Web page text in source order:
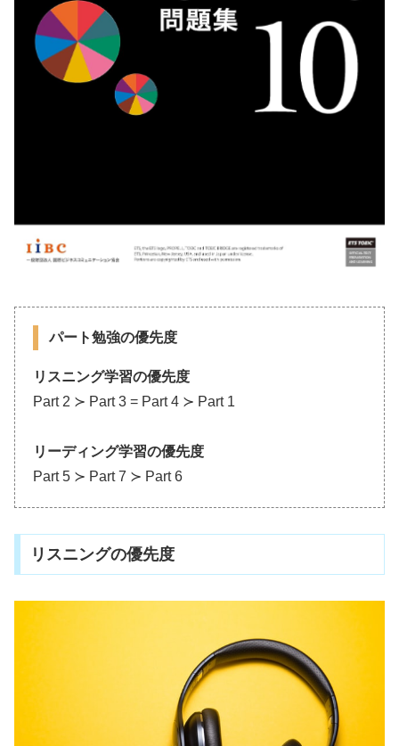
パート勉強の優先度
リスニング学習の優先度
Part 2 ≻ Part 3 = Part 4 ≻ Part 1
リーディング学習の優先度
Part 5 ≻ Part 7 ≻ Part 6
リスニングの優先度